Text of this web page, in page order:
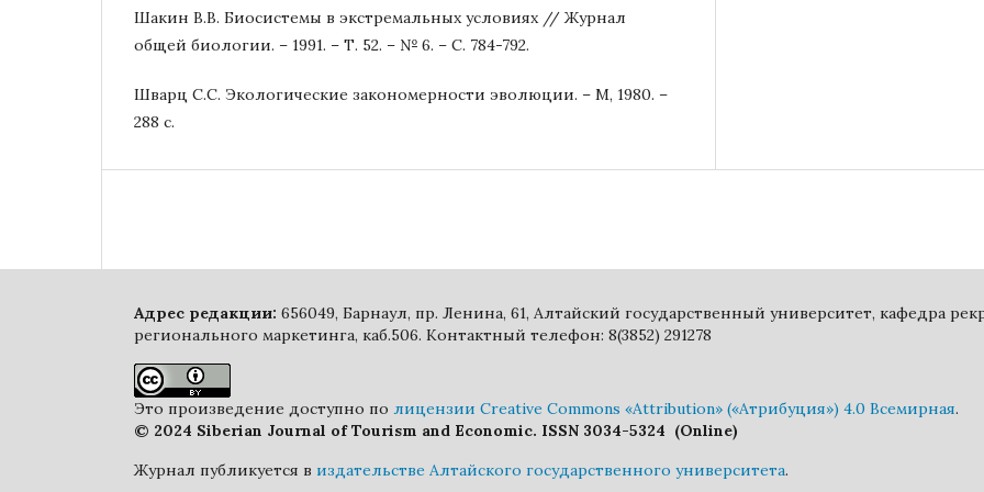
Шакин В.В. Биосистемы в экстремальных условиях // Журнал
общей биологии. – 1991. – Т. 52. – № 6. – С. 784-792.
Шварц С.С. Экологические закономерности эволюции. – М, 1980. –
288 с.
Адрес редакции: 656049, Барнаул, пр. Ленина, 61, Алтайский государственный университет, кафедра
регионального маркетинга, каб.506. Контактный телефон: 8(3852) 291278
Это произведение доступно по лицензии Creative Commons «Attribution» («Атрибуция») 4.0 Всемирная.
© 2024 Siberian Journal of Tourism and Economic. ISSN 3034-5324 (Online)
Журнал публикуется в издательстве Алтайского государственного университета.